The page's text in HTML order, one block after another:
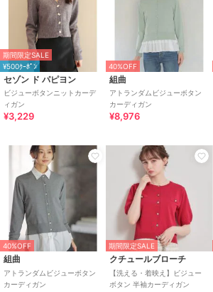
期間限定SALE
¥500ｸｰﾎﾟﾝ
セゾン ド パピヨン
ビジューボタンニットカーデ
ィガン
¥3,229
40%OFF
組曲
アトランダムビジューボタン
カーディガン
¥8,976
40%OFF
組曲
アトランダムビジューボタン
カーディガン
期間限定SALE
クチュールブローチ
【洗える・着映え】ビジュー
ボタン 半袖カーディガン